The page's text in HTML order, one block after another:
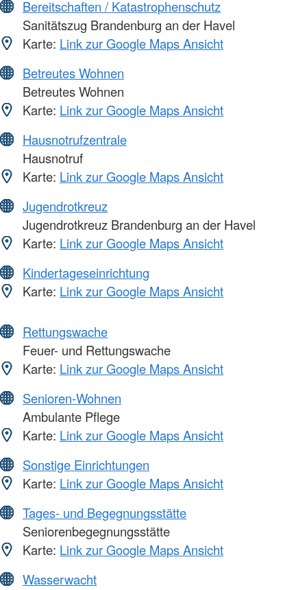
Bereitschaften / Katastrophenschutz
Sanitätszug Brandenburg an der Havel
Karte: Link zur Google Maps Ansicht
Betreutes Wohnen
Betreutes Wohnen
Karte: Link zur Google Maps Ansicht
Hausnotrufzentrale
Hausnotruf
Karte: Link zur Google Maps Ansicht
Jugendrotkreuz
Jugendrotkreuz Brandenburg an der Havel
Karte: Link zur Google Maps Ansicht
Kindertageseinrichtung
Karte: Link zur Google Maps Ansicht
Rettungswache
Feuer- und Rettungswache
Karte: Link zur Google Maps Ansicht
Senioren-Wohnen
Ambulante Pflege
Karte: Link zur Google Maps Ansicht
Sonstige Einrichtungen
Karte: Link zur Google Maps Ansicht
Tages- und Begegnungsstätte
Seniorenbegegnungsstätte
Karte: Link zur Google Maps Ansicht
Wasserwacht